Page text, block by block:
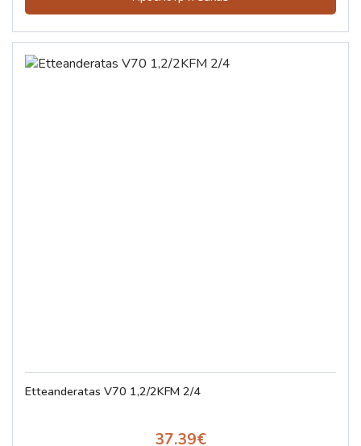
Etteanderatas V70 1,2/2KFM 2/4
37.39€